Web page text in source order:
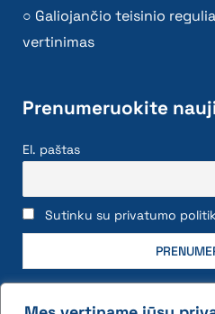
Galiojančio teisinio
vertinimas
Prenumeruokite
El. paštas
Sutinku su privatumo